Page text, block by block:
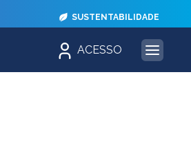
SUSTENTABILIDADE
ACESSO